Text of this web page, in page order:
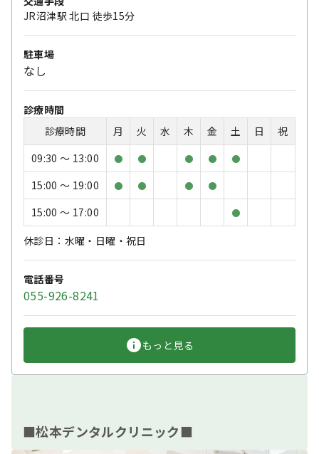
JR沼津駅 北口 徒歩15分
駐車場
なし
診療時間
診療時間
月 火 水 木 金 土 日
祝
09:30 〜 13:00
● ● ● ● ●
15:00 〜 19:00 ● ● ● ●
15:00 〜 17:00 ●
休診日：水曜・日曜・祝日
電話番号
055-926-8241
もっと見る
■松本デンタルクリニック■